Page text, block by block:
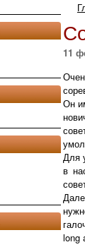
11
Он
Для
в
long